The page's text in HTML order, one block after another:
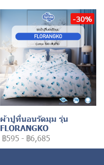
-30%
ผ้าปูที่นอนรัดมุม รุ่น
FLORANGKO
฿595 - ฿6,685